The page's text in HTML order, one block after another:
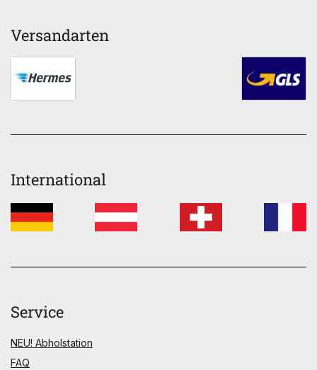
Versandarten
International
Service
NEU! Abholstation
FAQ